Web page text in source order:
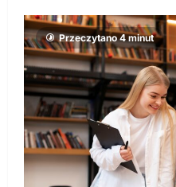
Przeczytano 4 minut